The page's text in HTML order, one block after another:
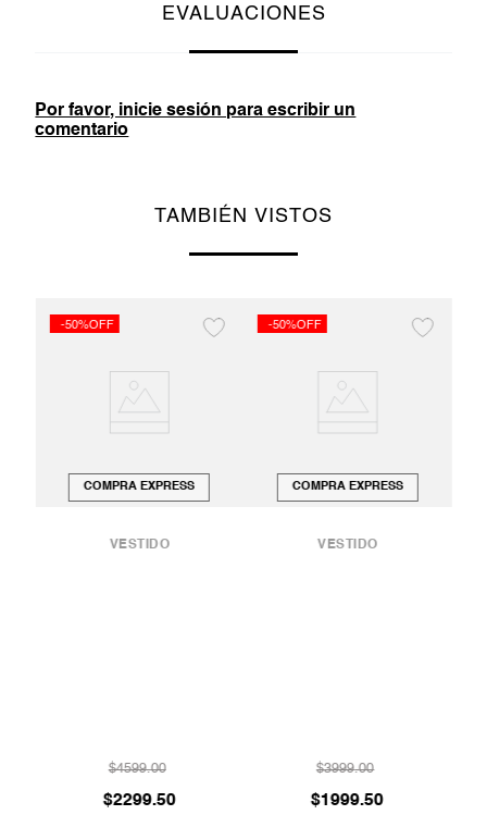
EVALUACIONES
Por favor, inicie sesión para escribir un
comentario
TAMBIÉN VISTOS
-50%OFF
COMPRA EXPRESS
VESTIDO
$4599.00
$2299.50
-50%OFF
COMPRA EXPRESS
VESTIDO
$3999.00
$1999.50